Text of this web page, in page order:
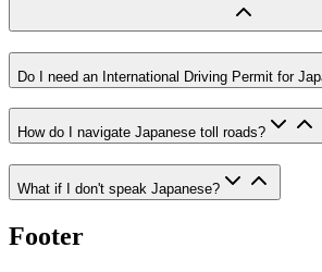
Do I need an International Driving Permit for
How do I navigate Japanese toll roads?
What if I don't speak Japanese?
Footer